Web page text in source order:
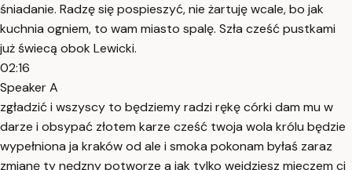
śniadanie. Radzę się pospieszyć, nie żartuję wcale, bo jak
kuchnia ogniem, to wam miasto spalę. Szła cześć pustkami
już świecą obok Lewicki.
02:16
Speaker A
zgładzić i wszyscy to będziemy radzi rękę córki dam mu w
darze i obsypać złotem karze cześć twoja wola królu będzie
wypełniona ja kraków od ale i smoka pokonam byłaś zaraz
zmianę ty nędzny potworze a jak tylko wejdziesz mieczem ci